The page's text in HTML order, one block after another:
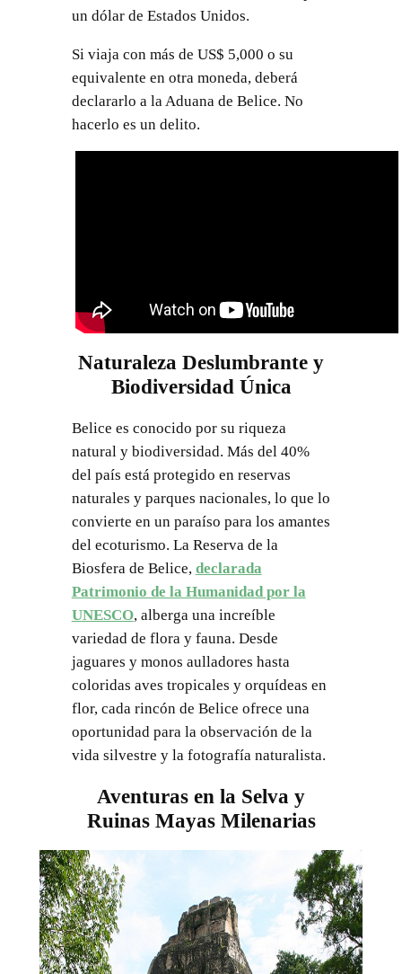
un dólar de Estados Unidos.
Si viaja con más de US$ 5,000 o su
equivalente en otra moneda, deberá
declararlo a la Aduana de Belice. No
hacerlo es un delito.
Naturaleza Deslumbrante y
Biodiversidad Única
Belice es conocido por su riqueza
natural y biodiversidad. Más del 40%
del país está protegido en reservas
naturales y parques nacionales, lo que lo
convierte en un paraíso para los amantes
del ecoturismo. La Reserva de la
Biosfera de Belice, declarada
Patrimonio de la Humanidad por la
UNESCO, alberga una increíble
variedad de flora y fauna. Desde
jaguares y monos aulladores hasta
coloridas aves tropicales y orquídeas en
flor, cada rincón de Belice ofrece una
oportunidad para la observación de la
vida silvestre y la fotografía naturalista.
Aventuras en la Selva y
Ruinas Mayas Milenarias